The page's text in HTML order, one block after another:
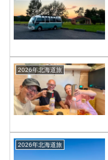
2026年北海道旅
2026年北海道旅